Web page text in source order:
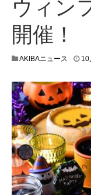
ウィン
開催！
AKIBAニュース 10